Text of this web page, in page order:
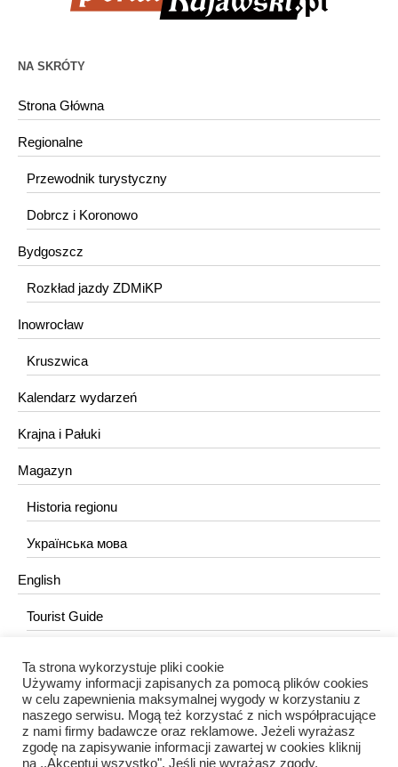
NA SKRÓTY
Strona Główna
Regionalne
Przewodnik turystyczny
Dobrcz i Koronowo
Bydgoszcz
Rozkład jazdy ZDMiKP
Inowrocław
Kruszwica
Kalendarz wydarzeń
Krajna i Pałuki
Magazyn
Historia regionu
Українська мова
English
Tourist Guide
KONTAKT
redakcja@portalkujawski.pl
Redakcja
Ta strona wykorzystuje pliki cookie
Używamy informacji zapisanych za pomocą plików cookies
w celu zapewnienia maksymalnej wygody w korzystaniu z
naszego serwisu. Mogą też korzystać z nich współpracujące
z nami firmy badawcze oraz reklamowe. Jeżeli wyrażasz
zgodę na zapisywanie informacji zawartej w cookies kliknij
na ,,Akceptuj wszystko". Jeśli nie wyrażasz zgody,